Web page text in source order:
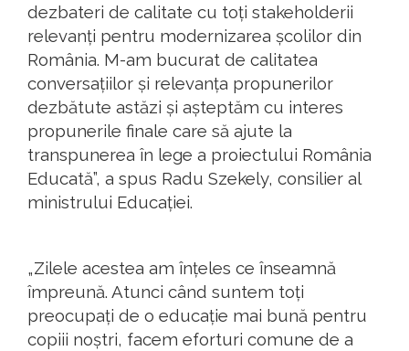
dezbateri de calitate cu toți stakeholderii
relevanți pentru modernizarea școlilor din
România. M-am bucurat de calitatea
conversațiilor și relevanța propunerilor
dezbătute astăzi și așteptăm cu interes
propunerile finale care să ajute la
transpunerea în lege a proiectului România
Educată”, a spus Radu Szekely, consilier al
ministrului Educației.
„Zilele acestea am înțeles ce înseamnă
împreună. Atunci când suntem toți
preocupați de o educație mai bună pentru
copiii noștri, facem eforturi comune de a